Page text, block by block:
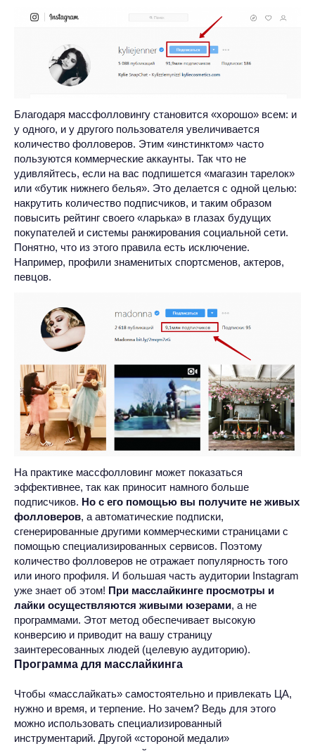
Благодаря массфолловингу становится «хорошо» всем: и
у одного, и у другого пользователя увеличивается
количество фолловеров. Этим «инстинктом» часто
пользуются коммерческие аккаунты. Так что не
удивляйтесь, если на вас подпишется «магазин тарелок»
или «бутик нижнего белья». Это делается с одной целью:
накрутить количество подписчиков, и таким образом
повысить рейтинг своего «ларька» в глазах будущих
покупателей и системы ранжирования социальной сети.
Понятно, что из этого правила есть исключение.
Например, профили знаменитых спортсменов, актеров,
певцов.
На практике массфолловинг может показаться
эффективнее, так как приносит намного больше
подписчиков. Но с его помощью вы получите не живых
фолловеров, а автоматические подписки,
сгенерированные другими коммерческими страницами с
помощью специализированных сервисов. Поэтому
количество фолловеров не отражает популярность того
или иного профиля. И большая часть аудитории Instagram
уже знает об этом! При масслайкинге просмотры и
лайки осуществляются живыми юзерами, а не
программами. Этот метод обеспечивает высокую
конверсию и приводит на вашу страницу
заинтересованных людей (целевую аудиторию).
Программа для масслайкинга
Чтобы «масслайкать» самостоятельно и привлекать ЦА,
нужно и время, и терпение. Но зачем? Ведь для этого
можно использовать специализированный
инструментарий. Другой «стороной медали»